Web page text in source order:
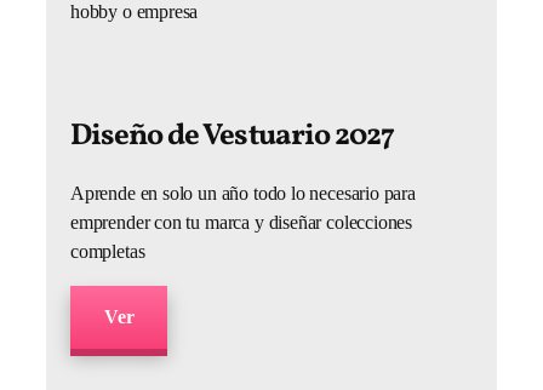
hobby o empresa
Diseño de Vestuario 2027
Aprende en solo un año todo lo necesario para
emprender con tu marca y diseñar colecciones
completas
Ver